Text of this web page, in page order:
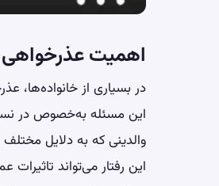
اهمیت عذرخواهی
در بسیاری از خانواده‌ها،
این مسئله به‌خصوص در
والدینی که به دلایل
این رفتار می‌تواند تاثیرات